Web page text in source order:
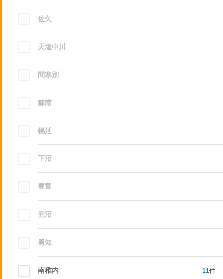
佐久
天塩中川
問寒別
糠南
幌延
下沼
豊富
兜沼
勇知
南稚内 11件